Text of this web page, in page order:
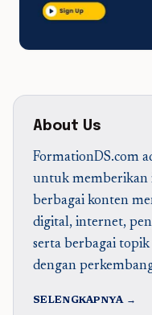
About Us
FormationDS.com
untuk memberikan
berbagai konten
digital, internet,
serta berbagai
dengan
SELENGKAPNYA →